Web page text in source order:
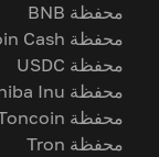
محفظة BNB
محفظة Bitcoin Cash
محفظة USDC
محفظة Shiba Inu
محفظة Toncoin
محفظة Tron